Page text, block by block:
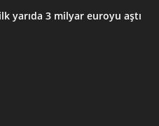
yarıda 3 milyar euroyu aştı